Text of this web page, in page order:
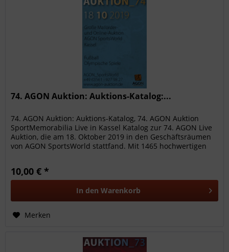
74. AGON Auktion: Auktions-Katalog:...
74. AGON Auktion: Auktions-Katalog, 74. AGON Auktion
SportMemorabilia Live in Kassel Katalog zur 74. AGON Live
Auktion, die am 18. Oktober 2019 in den Geschäftsräumen
von AGON SportsWorld stattfand. Mit 1465 hochwertigen
10,00 € *
In den Warenkorb
Merken